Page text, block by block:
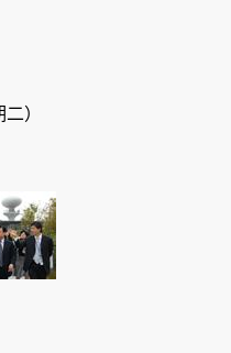
）